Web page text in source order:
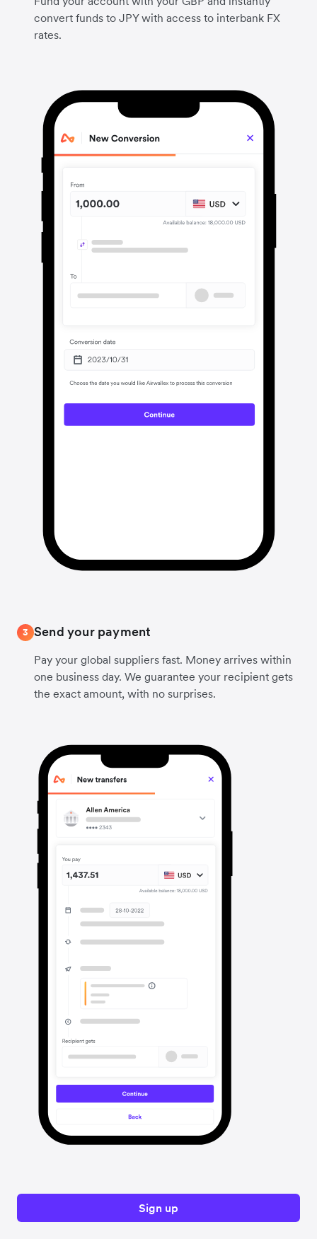
convert funds to JPY with access to interbank FX
rates.
3 Send your payment
Pay your global suppliers fast. Money arrives within
one business day. We guarantee your recipient gets
the exact amount, with no surprises.
Sign up